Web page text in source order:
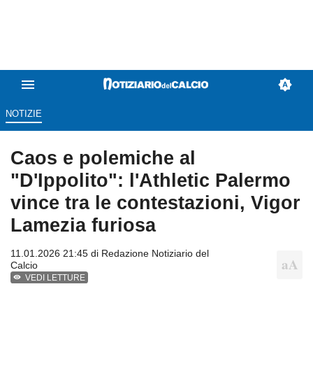
NOTIZIE
Caos e polemiche al
"D'Ippolito": l'Athletic Palermo
vince tra le contestazioni, Vigor
Lamezia furiosa
11.01.2026 21:45 di Redazione Notiziario del
Calcio
VEDI LETTURE